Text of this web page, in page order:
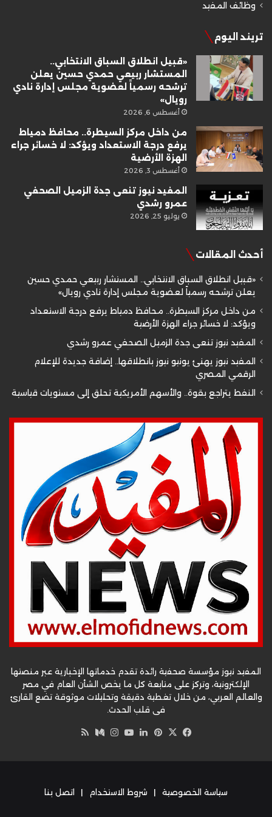
وظائف المفيد
تريند اليوم
«قبيل انطلاق السباق الانتخابي..
المستشار ربيعي حمدي حسين يعلن
ترشحه رسمياً لعضوية مجلس إدارة نادي
رويال»
أغسطس 6, 2026
من داخل مركز السيطرة.. محافظ دمياط
يرفع درجة الاستعداد ويؤكد: لا خسائر جراء
الهزة الأرضية
أغسطس 3, 2026
المفيد نيوز تنعى جدة الزميل الصحفي
عمرو رشدي
يوليو 25, 2026
أحدث المقالات
«قبيل انطلاق السباق الانتخابي.. المستشار ربيعي حمدي حسين
يعلن ترشحه رسمياً لعضوية مجلس إدارة نادي رويال»
من داخل مركز السيطرة.. محافظ دمياط يرفع درجة الاستعداد
ويؤكد: لا خسائر جراء الهزة الأرضية
المفيد نيوز تنعى جدة الزميل الصحفي عمرو رشدي
المفيد نيوز يهنئ يونيو نيوز بانطلاقها.. إضافة جديدة للإعلام
الرقمي المصري
النفط يتراجع بقوة.. والأسهم الأمريكية تحلق إلى مستويات قياسية
المفيد نيوز مؤسسة صحفية رائدة تقدم خدماتها الإخبارية عبر منصتها
الإلكترونية، وتركز على متابعة كل ما يخص الشأن العام في مصر
والعالم العربي، من خلال تغطية دقيقة وتحليلات موثوقة تضع القارئ
في قلب الحدث.
فيسبوك
‫X بينتيريست
لينكدإن‫YouTube
انستقرام
وسط
سياسة الخصوصية | شروط الاستخدام | اتصل بنا